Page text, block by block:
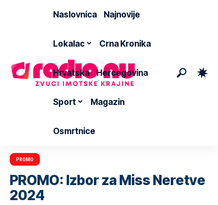
Naslovnica Najnovije
Lokalac Crna Kronika
Hrvatska Hercegovina
Sport Magazin
Osmrtnice
PROMO
PROMO: Izbor za Miss Neretve
2024